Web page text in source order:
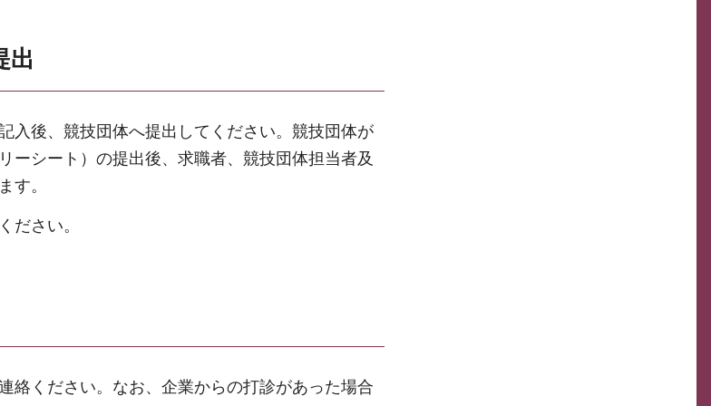
出
入後、競技団体へ提出してください。競技団体が
ーシート）の提出後、求職者、競技団体担当者及
す。
ださい。
絡ください。なお、企業からの打診があった場合